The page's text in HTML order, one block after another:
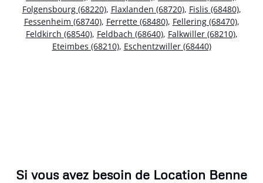
Folgensbourg (68220), Flaxlanden (68720), Fislis (68480),
Fessenheim (68740), Ferrette (68480), Fellering (68470),
Feldkirch (68540), Feldbach (68640), Falkwiller (68210),
Eteimbes (68210), Eschentzwiller (68440)
Si vous avez besoin de Location Benne